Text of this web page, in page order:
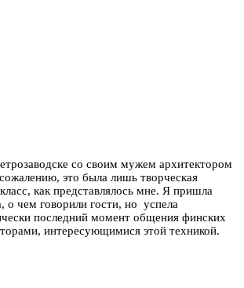
со своим мужем архитектором
это была лишь творческая
как представлялось мне. Я пришла
о чем говорили гости, но успела
последний момент общения финских
интересующимися этой техникой.